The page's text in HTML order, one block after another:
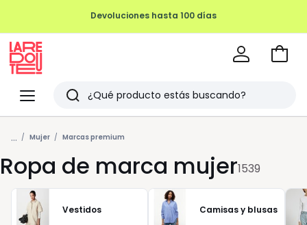
REMATE FINAL HASTA -70%
Menu
Redoute
Buscar
Últimos
artículos
vistos
Ir
... Mujer Marcas premium
Ropa de marca mujer1539
Vestidos Camisas y blusas